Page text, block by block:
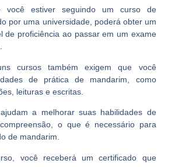
você estiver seguindo um curso de
por uma universidade, poderá obter um
de proficiência ao passar em um exame
.
cursos também exigem que você
de prática de mandarim, como
leituras e escritas.
a melhorar suas habilidades de
o que é necessário para
de mandarim.
você receberá um certificado que